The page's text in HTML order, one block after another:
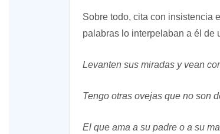
Sobre todo, cita con insistencia
palabras lo interpelaban a él de
Levanten sus miradas y vean
Tengo otras ovejas que no son
El que ama a su padre o a su